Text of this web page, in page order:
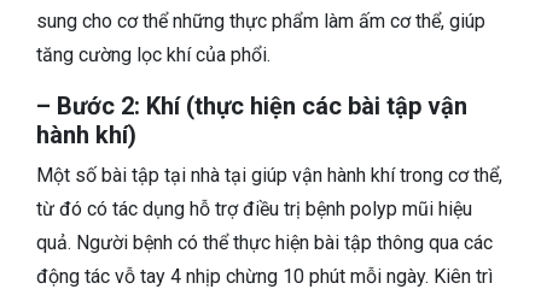
sung cho cơ thể những thực phẩm làm ấm cơ thể, giúp
tăng cường lọc khí của phổi.
– Bước 2: Khí (thực hiện các bài tập vận
hành khí)
Một số bài tập tại nhà tại giúp vận hành khí trong cơ thể,
từ đó có tác dụng hỗ trợ điều trị bệnh polyp mũi hiệu
quả. Người bệnh có thể thực hiện bài tập thông qua các
động tác vỗ tay 4 nhịp chừng 10 phút mỗi ngày. Kiên trì